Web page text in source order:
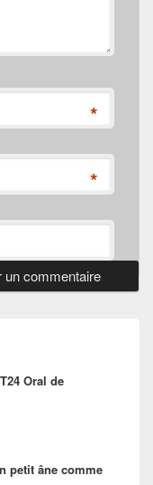
*
*
Oral de
petit âne comme